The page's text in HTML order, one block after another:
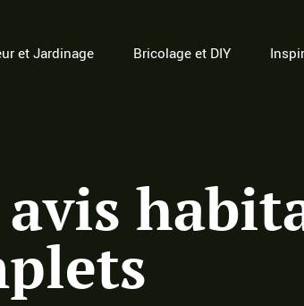
et Jardinage Bricolage et DIY